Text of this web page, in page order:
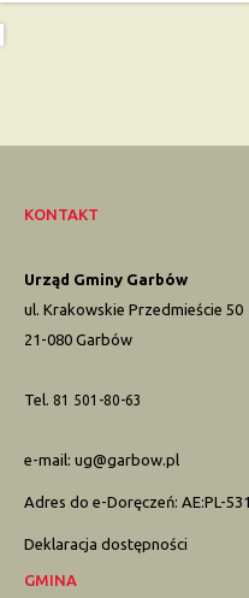
KONTAKT
Urząd Gminy Garbów
ul. Krakowskie Przedmieście 50
21-080 Garbów
Tel. 81 501-80-63
e-mail: ug@garbow.pl
Adres do e-Doręczeń: AE:PL-
Deklaracja dostępności
GMINA